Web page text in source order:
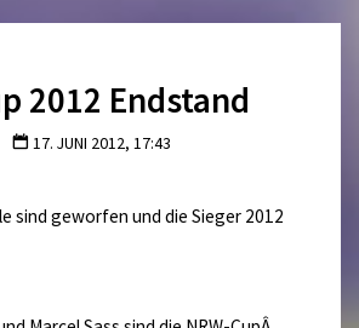
2012 Endstand
17. JUNI 2012, 17:43
sind geworfen und die Sieger 2012